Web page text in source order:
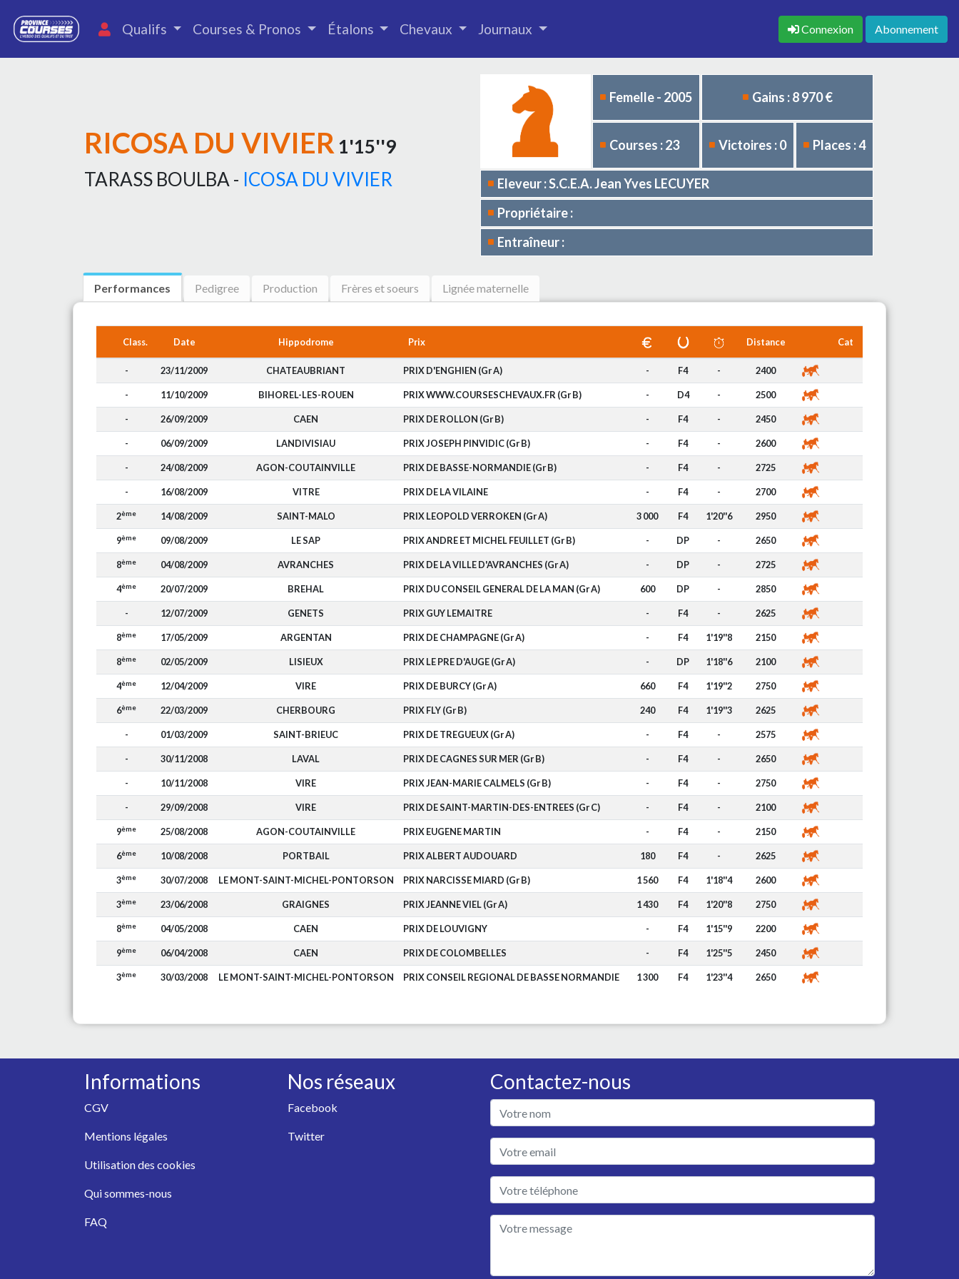
Qualifs Courses & Pronos Étalons Chevaux Journaux Connexion Abonnement
RICOSA DU VIVIER 1'15''9
TARASS BOULBA - ICOSA DU VIVIER
Femelle - 2005 Gains : 8 970 €
Courses : 23 Victoires : 0 Places : 4
Eleveur : S.C.E.A. Jean Yves LECUYER
Propriétaire :
Entraîneur :
Performances Pedigree Production Frères et soeurs Lignée maternelle
Class. Date Hippodrome Prix Distance Cat
- 23/11/2009 CHATEAUBRIANT PRIX D'ENGHIEN (Gr A) - F4 - 2400
- 11/10/2009 BIHOREL-LES-ROUEN PRIX WWW.COURSESCHEVAUX.FR (Gr B) - D4 - 2500
- 26/09/2009 CAEN PRIX DE ROLLON (Gr B) - F4 - 2450
- 06/09/2009 LANDIVISIAU PRIX JOSEPH PINVIDIC (Gr B) - F4 - 2600
- 24/08/2009 AGON-COUTAINVILLE PRIX DE BASSE-NORMANDIE (Gr B) - F4 - 2725
- 16/08/2009 VITRE PRIX DE LA VILAINE - F4 - 2700
2ème 14/08/2009 SAINT-MALO PRIX LEOPOLD VERROKEN (Gr A) 3 000 F4 1'20''6 2950
9ème 09/08/2009 LE SAP PRIX ANDRE ET MICHEL FEUILLET (Gr B) - DP - 2650
8ème 04/08/2009 AVRANCHES PRIX DE LA VILLE D'AVRANCHES (Gr A) - DP - 2725
4ème 20/07/2009 BREHAL PRIX DU CONSEIL GENERAL DE LA MAN (Gr A) 600 DP - 2850
- 12/07/2009 GENETS PRIX GUY LEMAITRE - F4 - 2625
8ème 17/05/2009 ARGENTAN PRIX DE CHAMPAGNE (Gr A) - F4 1'19''8 2150
8ème 02/05/2009 LISIEUX PRIX LE PRE D'AUGE (Gr A) - DP 1'18''6 2100
4ème 12/04/2009 VIRE PRIX DE BURCY (Gr A) 660 F4 1'19''2 2750
6ème 22/03/2009 CHERBOURG PRIX FLY (Gr B) 240 F4 1'19''3 2625
- 01/03/2009 SAINT-BRIEUC PRIX DE TREGUEUX (Gr A) - F4 - 2575
- 30/11/2008 LAVAL PRIX DE CAGNES SUR MER (Gr B) - F4 - 2650
- 10/11/2008 VIRE PRIX JEAN-MARIE CALMELS (Gr B) - F4 - 2750
- 29/09/2008 VIRE PRIX DE SAINT-MARTIN-DES-ENTREES (Gr C) - F4 - 2100
9ème 25/08/2008 AGON-COUTAINVILLE PRIX EUGENE MARTIN - F4 - 2150
6ème 10/08/2008 PORTBAIL PRIX ALBERT AUDOUARD 180 F4 - 2625
3ème 30/07/2008 LE MONT-SAINT-MICHEL-PONTORSON PRIX NARCISSE MIARD (Gr B) 1 560 F4 1'18''4 2600
3ème 23/06/2008 GRAIGNES PRIX JEANNE VIEL (Gr A) 1 430 F4 1'20''8 2750
8ème 04/05/2008 CAEN PRIX DE LOUVIGNY - F4 1'15''9 2200
9ème 06/04/2008 CAEN PRIX DE COLOMBELLES - F4 1'25''5 2450
3ème 30/03/2008 LE MONT-SAINT-MICHEL-PONTORSON PRIX CONSEIL REGIONAL DE BASSE NORMANDIE 1 300 F4 1'23''4 2650
Informations
CGV
Mentions légales
Utilisation des cookies
Qui sommes-nous
FAQ
Nos réseaux
Facebook
Twitter
Contactez-nous